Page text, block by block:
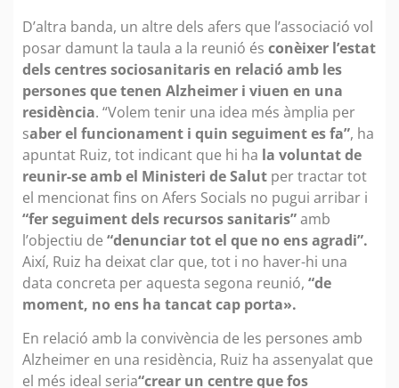
D’altra banda, un altre dels afers que l’associació vol
posar damunt la taula a la reunió és conèixer l’estat
dels centres sociosanitaris en relació amb les
persones que tenen Alzheimer i viuen en una
residència. “Volem tenir una idea més àmplia per
saber el funcionament i quin seguiment es fa”, ha
apuntat Ruiz, tot indicant que hi ha la voluntat de
reunir-se amb el Ministeri de Salut per tractar tot
el mencionat fins on Afers Socials no pugui arribar i
“fer seguiment dels recursos sanitaris”amb
l’objectiu de “denunciar tot el que no ens agradi”.
Així, Ruiz ha deixat clar que, tot i no haver-hi una
data concreta per aquesta segona reunió, “de
moment, no ens ha tancat cap porta».
En relació amb la convivència de les persones amb
Alzheimer en una residència, Ruiz ha assenyalat que
el més ideal seria“crear un centre que fos